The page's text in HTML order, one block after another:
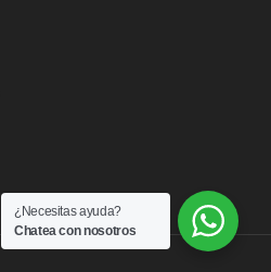
¿Necesitas ayuda?
Chatea con nosotros